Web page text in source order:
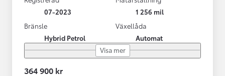
07-2023
1 256 mil
Bränsle
Hybrid Petrol
Växellåda
Automat
Visa mer
364 900 kr